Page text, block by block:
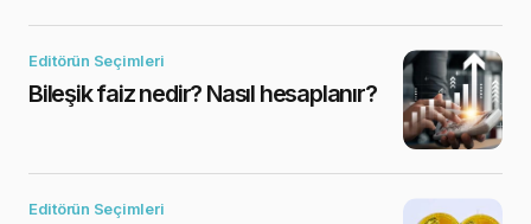
Editörün Seçimleri
Bileşik faiz nedir? Nasıl hesaplanır?
Editörün Seçimleri